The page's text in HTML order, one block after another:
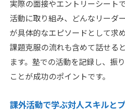
実際の面接やエントリーシート
活動に取り組み、どんなリーダ
が具体的なエピソードとして求
課題克服の流れも含めて話せる
ます。塾での活動を記録し、振
ことが成功のポイントです。
課外活動で学ぶ対人スキルと